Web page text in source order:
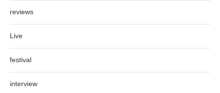
reviews
Live
festival
interview